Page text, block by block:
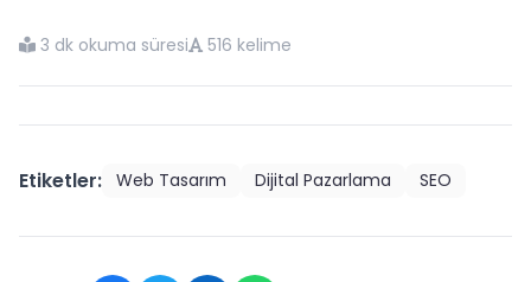
3 dk okuma süresi 516 kelime
Etiketler: Web Tasarım Dijital Pazarlama SEO